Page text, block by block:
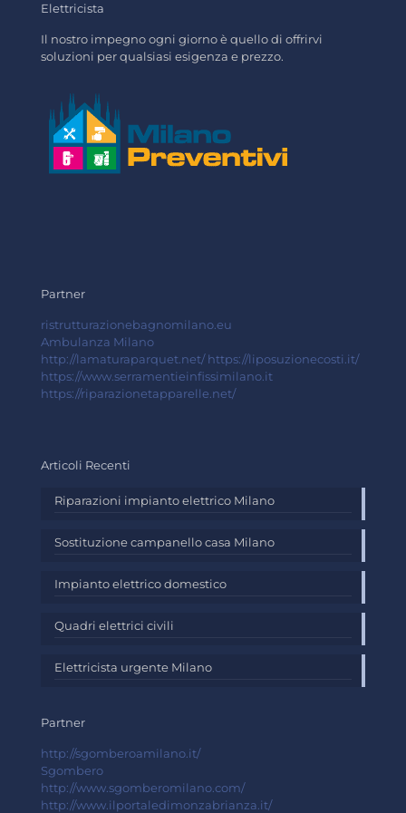
Elettricista
Il nostro impegno ogni giorno è quello di offrirvi
soluzioni per qualsiasi esigenza e prezzo.
Partner
ristrutturazionebagnomilano.eu
Ambulanza Milano
http://lamaturaparquet.net/ https://liposuzionecosti.it/
https://www.serramentieinfissimilano.it
https://riparazionetapparelle.net/
Articoli Recenti
Riparazioni impianto elettrico Milano
Sostituzione campanello casa Milano
Impianto elettrico domestico
Quadri elettrici civili
Elettricista urgente Milano
Partner
http://sgomberoamilano.it/
Sgombero
http://www.sgomberomilano.com/
http://www.ilportaledimonzabrianza.it/